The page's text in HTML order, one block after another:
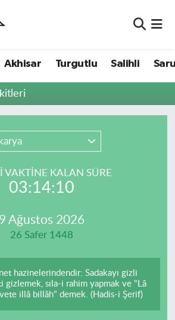
Akhisar Turgutlu Salihli
VAKTİNE KALAN SÜRE
03:14:10
9 Ağustos 2026
26 Safer 1448
hazinelerindendir: Sadakayı gizli
gizlemek, sıla-i rahim yapmak ve "Lâ
illâ billâh" demek. (Hadis-i Şerif)
Eczaneler
Vakitleri
Haritası
Durumu ve Fikstür